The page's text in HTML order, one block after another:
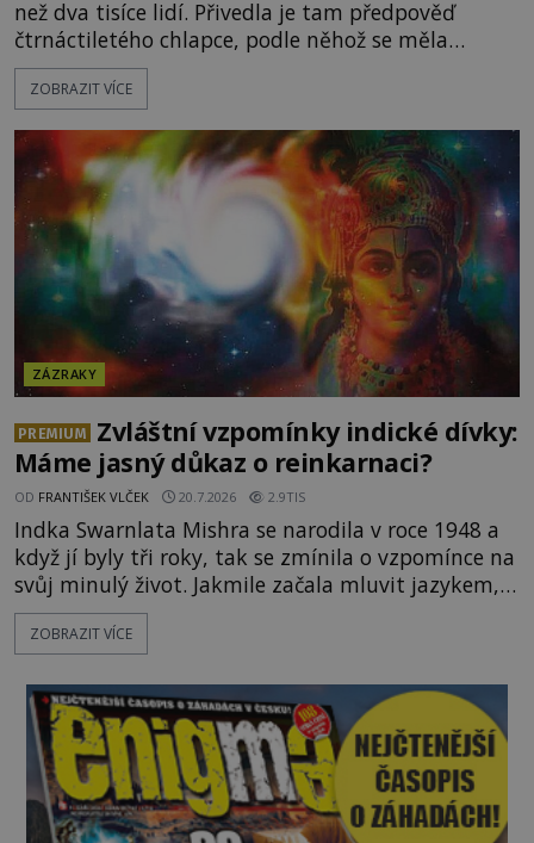
než dva tisíce lidí. Přivedla je tam předpověď
čtrnáctiletého chlapce, podle něhož se měla
přesně ve tři hodiny odpoledne zjevit Panna Marie.
Když slunce vystoupilo z mraků, část davu začala
chlapcovo proroctví, nebo poutníci spatřili pouze
neobvyklou hru světla? [gallery
ids="170530,170531,1705
ZOBRAZIT VÍCE
ZÁZRAKY
PREMIUM
Zvláštní vzpomínky indické dívky:
Máme jasný důkaz o reinkarnaci?
OD FRANTIŠEK VLČEK 20.7.2026 2.9TIS
Indka Swarnlata Mishra se narodila v roce 1948 a
když jí byly tři roky, tak se zmínila o vzpomínce na
svůj minulý život. Jakmile začala mluvit jazykem,
který nikdo nezná, začali rodiče její podivné
chování brát vážně. Je snad důkazem reinkarnace?
Na první pohled se zdá, že to bu
ZOBRAZIT VÍCE